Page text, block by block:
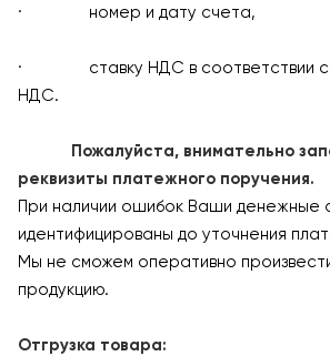
· номер и дату счета,
· ставку НДС в соответствии со
НДС.
Пожалуйста, внимательно
реквизиты платежного поручения.
При наличии ошибок Ваши денежные
идентифицированы до уточнения
Мы не сможем оперативно
продукцию.
Отгрузка товара: